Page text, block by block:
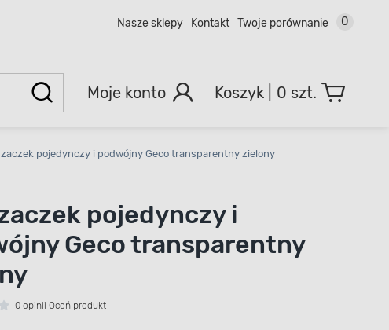
Nasze sklepy Kontakt Twoje porównanie 0
Moje konto 0 szt.
pojedynczy i podwójny Geco transparentny zielony
pojedynczy i
Geco transparentny
0 opinii Oceń produkt